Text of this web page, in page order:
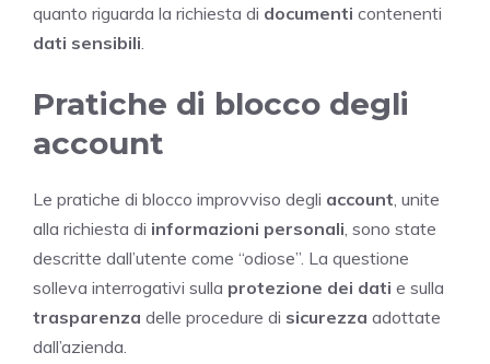
quanto riguarda la richiesta di documenti contenenti
dati sensibili
Pratiche di blocco degli
account
Le pratiche di blocco improvviso degli account , unite
alla richiesta di informazioni personali , sono state
descritte dall’utente come “odiose”. La questione
solleva interrogativi sulla protezione dei dati e sulla
trasparenza delle procedure di sicurezza adottate
dall’azienda.